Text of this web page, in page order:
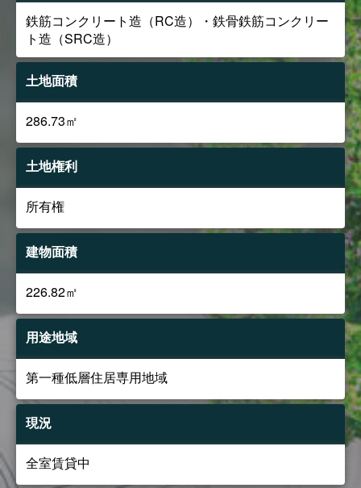
鉄筋コンクリート造（RC造）・鉄骨鉄筋コンクリー
ト造（SRC造）
土地面積
286.73㎡
土地権利
所有権
建物面積
226.82㎡
用途地域
第一種低層住居専用地域
現況
全室賃貸中